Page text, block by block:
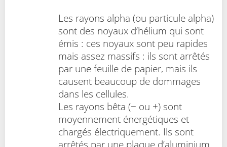
Les rayons alpha (ou particule alpha)
sont des noyaux d’hélium qui sont
émis : ces noyaux sont peu rapides
mais assez massifs : ils sont arrêtés
par une feuille de papier, mais ils
causent beaucoup de dommages
dans les cellules.
Les rayons bêta (− ou +) sont
moyennement énergétiques et
chargés électriquement. Ils sont
arrêtés par une plaque d’aluminium